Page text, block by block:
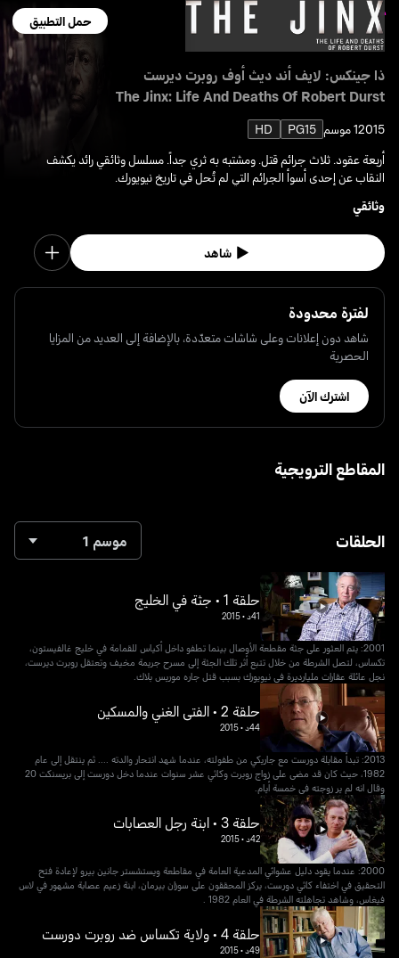
حمل التطبيق
ذا جينكس: لايف أند ديث أوف روبرت ديرست
The Jinx: Life And Deaths Of Robert Durst
20151 موسم PG15
HD
أربعة عقود. ثلاث جرائم قتل. ومشتبه به ثري جداً. مسلسل وثائقي رائد يكشف
النقاب عن إحدى أسوأ الجرائم التي لم تُحل في تاريخ نيويورك.
وثائقي
شاهد
لفترة محدودة
شاهد دون إعلانات وعلى شاشات متعدّدة، بالإضافة إلى العديد من المزايا
الحصرية
اشترك الآن
المقاطع الترويجية
الحلقات موسم 1
حلقة 1 • جثة في الخليج
41د •
2015
2001: يتم العثور على جثة مقطعة الأوصال بينما تطفو داخل أكياس للقمامة في خليج غالفيستون،
تكساس، لتصل الشرطة من خلال تتبع أثر تلك الجثة إلى مسرح جريمة مخيف وتعتقل روبرت ديرست،
نجل عائلة عقارات مليارديرة في نيويورك بسبب قتل جاره موريس بلاك.
حلقة 2 • الفتى الغني والمسكين
44د •
2015
2013: تبدأ مقابلة دورست مع جاريكي من طفولته، عندما شهد انتحار والدته .... ثم ينتقل إلى عام
1982، حيث كان قد مضى على زواج روبرت وكاثي عشر سنوات عندما دخل دورست إلى بريسنكت 20
وقال انه لم ير زوجته في خمسة أيام.
حلقة 3 • ابنة رجل العصابات
42د •
2015
2000: عندما يقود دليل عشوائي المدعية العامة في مقاطعة ويستشستر جانين بيرو لإعادة فتح
التحقيق في اختفاء كاثي دورست، يركز المحققون على سوزان بيرمان، ابنة زعيم عصابة مشهور في لاس
فيغاس، وشاهد تجاهلته الشرطة في العام 1982 .
حلقة 4 • ولاية تكساس ضد روبرت دورست
49د •
2015